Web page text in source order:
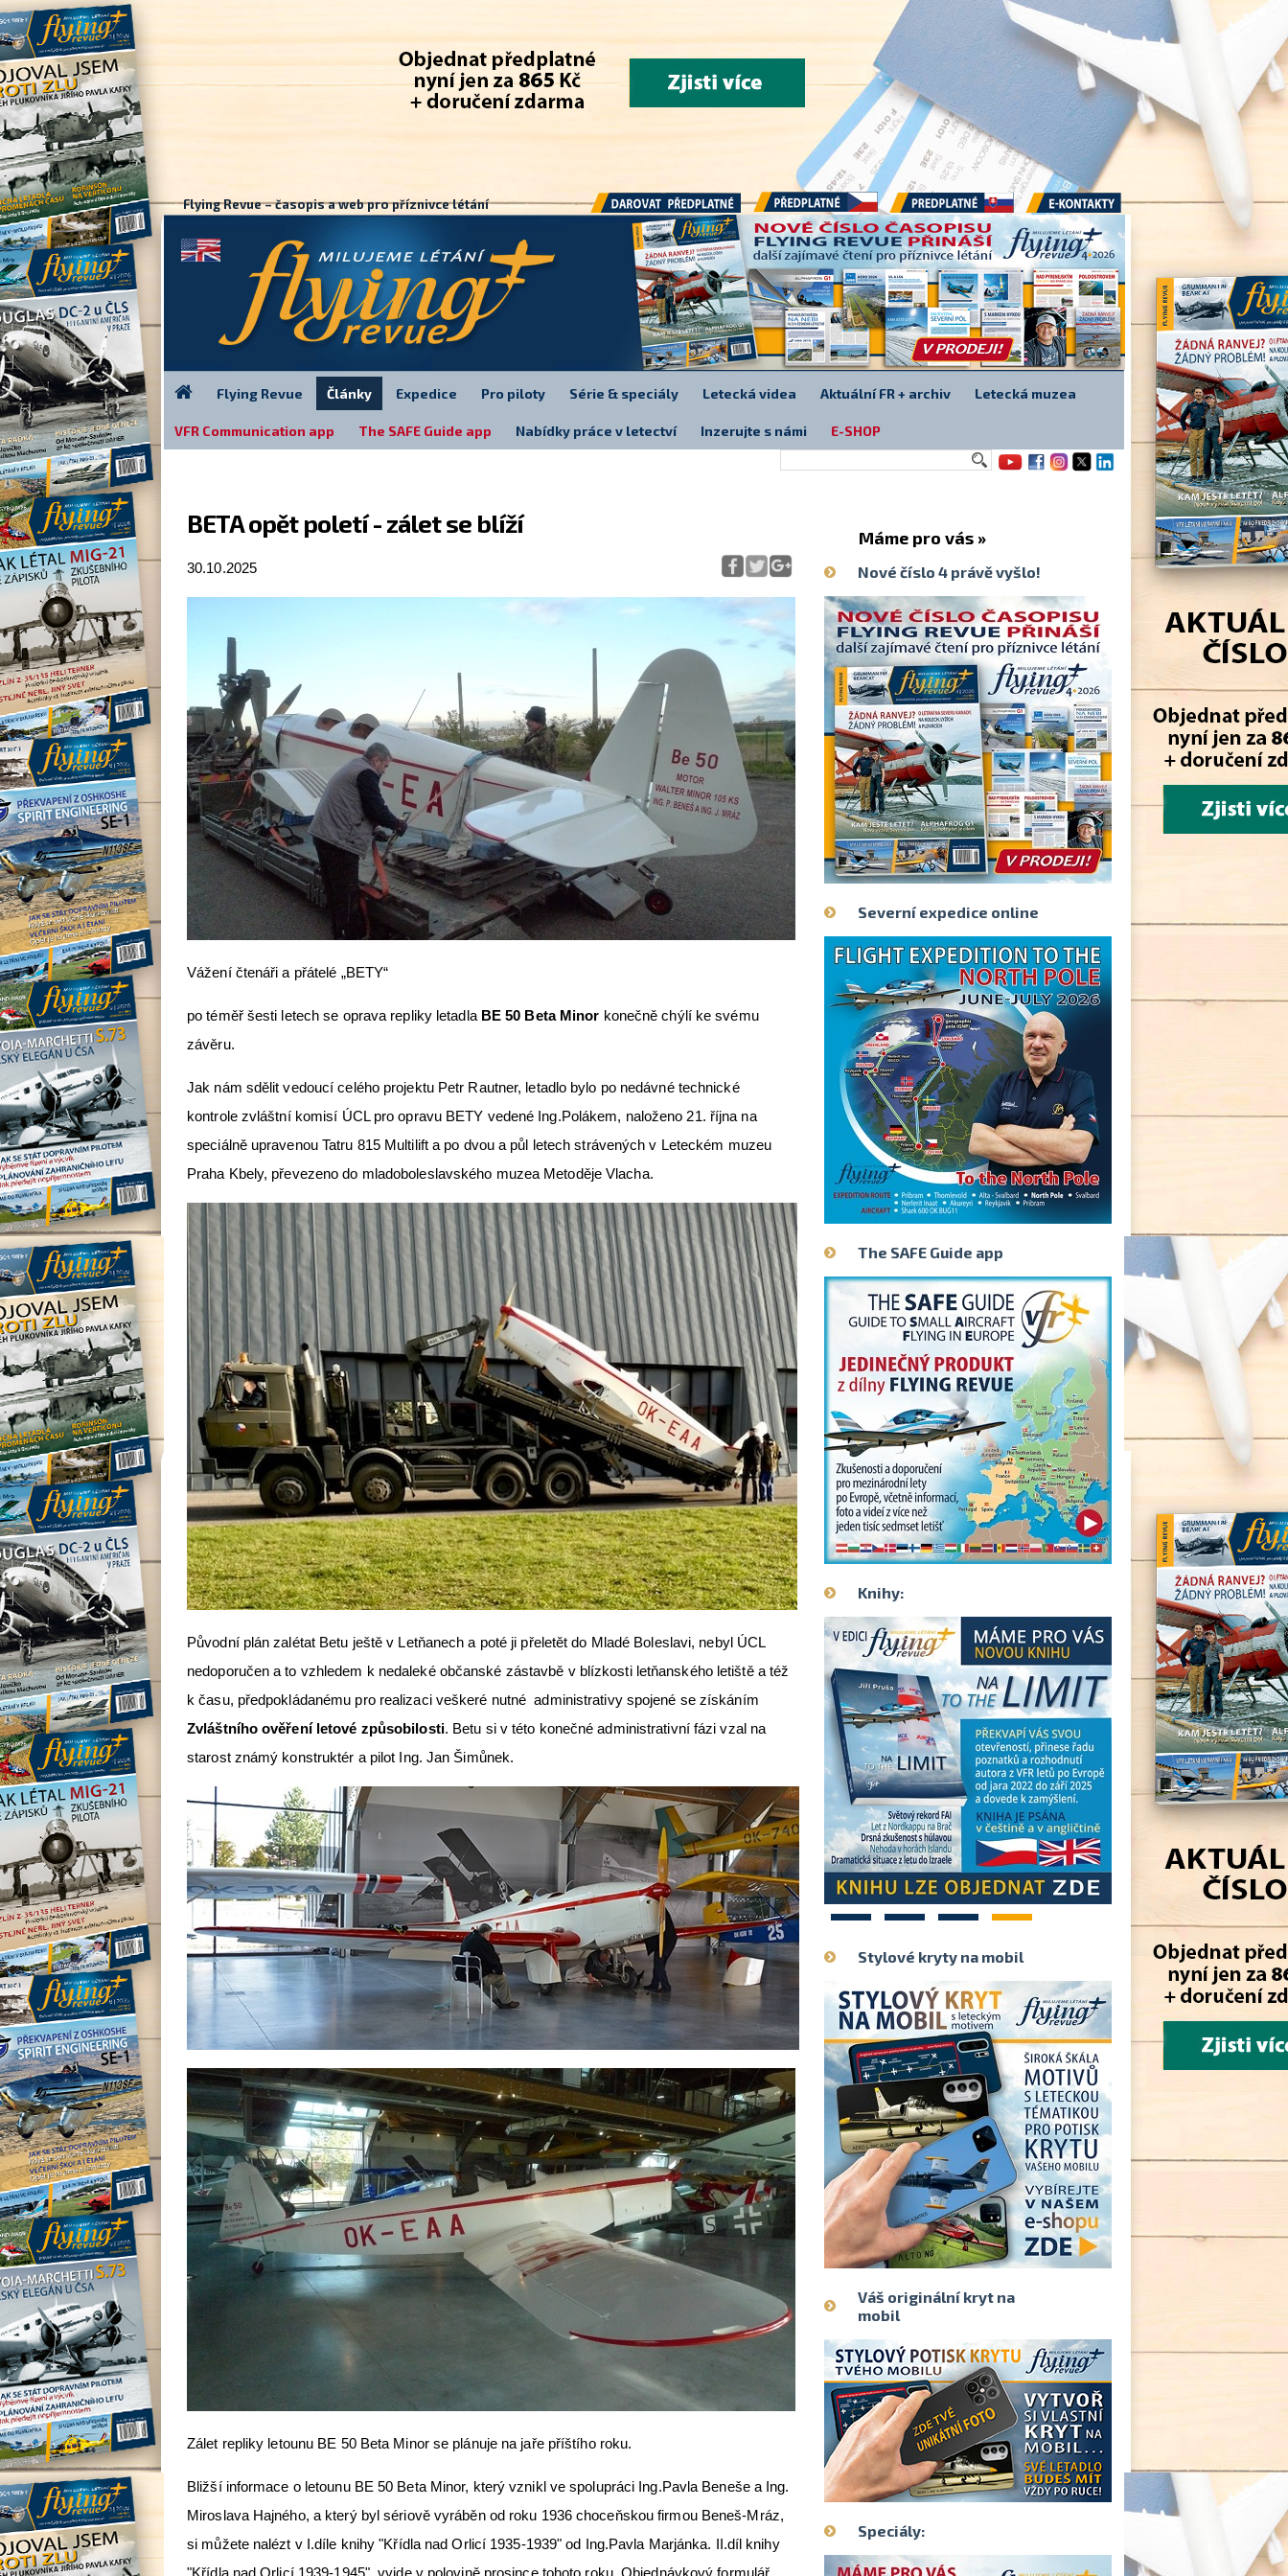
BETA opět poletí - zálet se blíží
30.10.2025
Vážení čtenáři a přátelé „BETY“
po téměř šesti letech se oprava repliky letadla BE 50 Beta Minor konečně chýlí ke svému
závěru.
Jak nám sdělit vedoucí celého projektu Petr Rautner, letadlo bylo po nedávné technické
kontrole zvláštní komisí ÚCL pro opravu BETY vedené Ing.Polákem, naloženo 21. října na
speciálně upravenou Tatru 815 Multilift a po dvou a půl letech strávených v Leteckém muzeu
Praha Kbely, převezeno do mladoboleslavského muzea Metoděje Vlacha.
Původní plán zalétat Betu ještě v Letňanech a poté ji přeletět do Mladé Boleslavi, nebyl ÚCL
nedoporučen a to vzhledem k nedaleké občanské zástavbě v blízkosti letňanského letiště a též
k času, předpokládanému pro realizaci veškeré nutné administrativy spojené se získáním
Zvláštního ověření letové způsobilosti. Betu si v této konečné administrativní fázi vzal na
starost známý konstruktér a pilot Ing. Jan Šimůnek.
Zálet repliky letounu BE 50 Beta Minor se plánuje na jaře příštího roku.
Bližší informace o letounu BE 50 Beta Minor, který vznikl ve spolupráci Ing.Pavla Beneše a Ing.
Miroslava Hajného, a který byl sériově vyráběn od roku 1936 choceňskou firmou Beneš-Mráz,
si můžete nalézt v I.díle knihy "Křídla nad Orlicí 1935-1939" od Ing.Pavla Marjánka. II.díl knihy
Máme pro vás »
Nové číslo 4 právě vyšlo!
Severní expedice online
The SAFE Guide app
Knihy:
1 2 3 4
Stylové kryty na mobil
Váš originální kryt na
mobil
Speciály:
Flying Revue – časopis a web pro příznivce létání
Darovat předplatné Předplatné Předplatné E-kontakty
Flying Revue Články Expedice Pro piloty Série & speciály Letecká videa Aktuální FR + archiv Letecká muzea
VFR Communication app The SAFE Guide app Nabídky práce v letectví Inzerujte s námi E-SHOP